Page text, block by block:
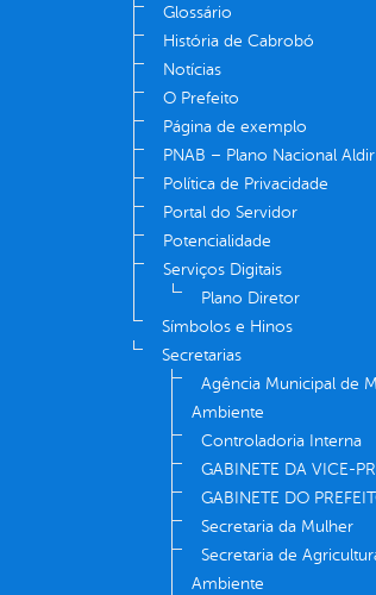
Glossário
História de Cabrobó
Notícias
O Prefeito
Página de exemplo
PNAB – Plano Nacional
Política de Privacidade
Portal do Servidor
Potencialidade
Serviços Digitais
Plano Diretor
Símbolos e Hinos
Secretarias
Agência Municipal de
Ambiente
Controladoria Interna
GABINETE DA VICE-
GABINETE DO
Secretaria da Mulher
Secretaria de
Ambiente